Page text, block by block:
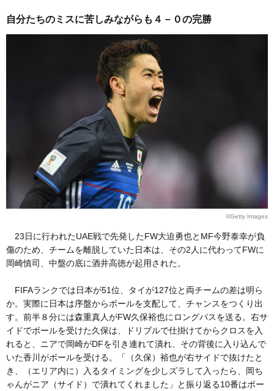
自分たちのミスに苦しみながらも４－０の完勝
©Getty Images
23日に行われたUAE戦で先発したFW大迫勇也とMF今野泰幸が負
傷のため、チームを離脱していた日本は、その2人に代わってFWに
岡崎慎司、中盤の底に酒井高徳が起用された。
FIFAランクでは日本が51位、タイが127位と両チームの差は明ら
か。実際に日本は序盤からボールを支配して、チャンスをつくり出
す。前半８分には森重真人がFW久保裕也にロングパスを送る。右サ
イドでボールを受けた久保は、ドリブルで仕掛けてからクロスを入
れると、ニアで岡崎がDFを引き連れて潰れ、その背後に入り込んで
いた香川がボールを受ける。「（久保）裕也が右サイドで抜けたと
き、（エリア内に）入るタイミングを少しズラして入ったら、岡ち
ゃんがニア（サイド）で潰れてくれました」と振り返る10番はボー